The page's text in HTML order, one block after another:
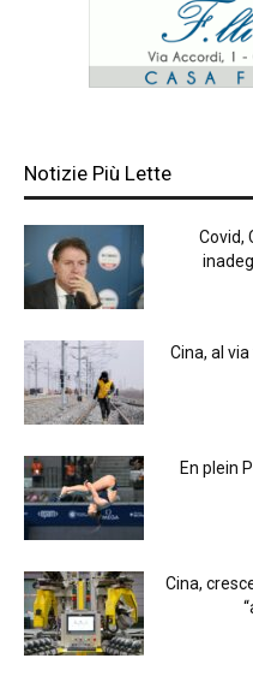
Notizie Più Lette
Covid,
Cina, al
En plein
Cina,